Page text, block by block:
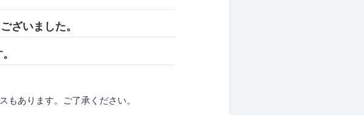
ざいました。
あります。ご了承ください。